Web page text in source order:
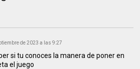
de 2023 a las 9:27
si tu conoces la manera de poner en
el juego